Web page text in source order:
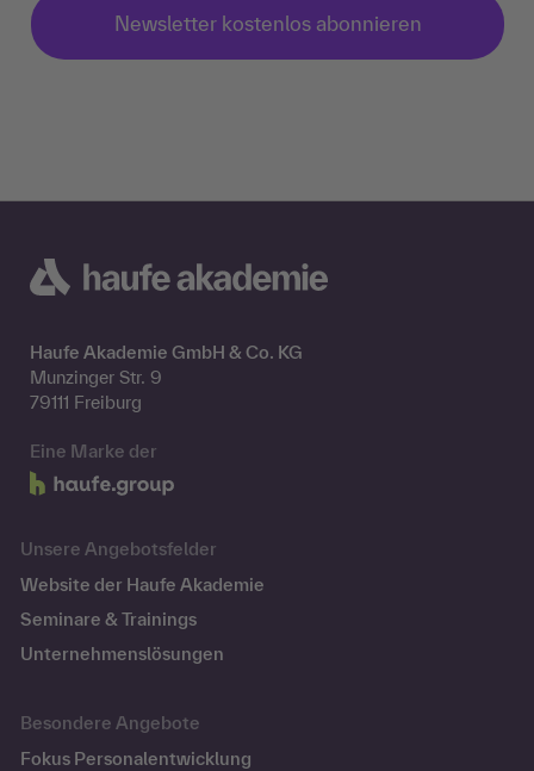
Newsletter kostenlos abonnieren
Haufe Akademie GmbH & Co. KG
Munzinger Str. 9
79111 Freiburg
Eine Marke der
Unsere Angebotsfelder
Website der Haufe Akademie
Seminare & Trainings
Unternehmenslösungen
Besondere Angebote
Fokus Personalentwicklung